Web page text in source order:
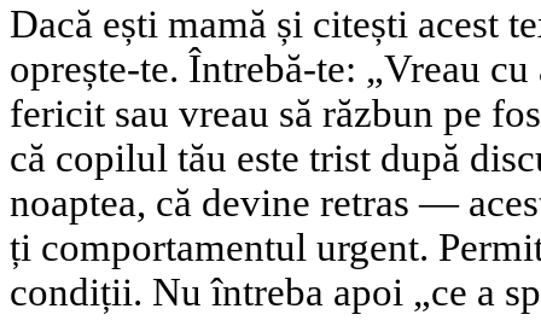
Dacă ești mamă și citești acest
oprește-te. Întrebă-te: „Vreau
fericit sau vreau să răzbun pe
că copilul tău este trist după
noaptea, că devine retras —
ți comportamentul urgent.
condiții. Nu întreba apoi „ce a